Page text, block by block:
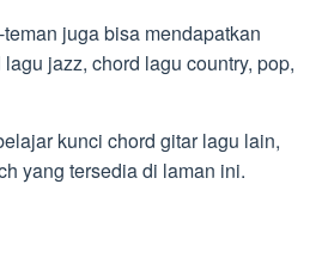
juga bisa mendapatkan
jazz, chord lagu country, pop,
kunci chord gitar lagu lain,
yang tersedia di laman ini.